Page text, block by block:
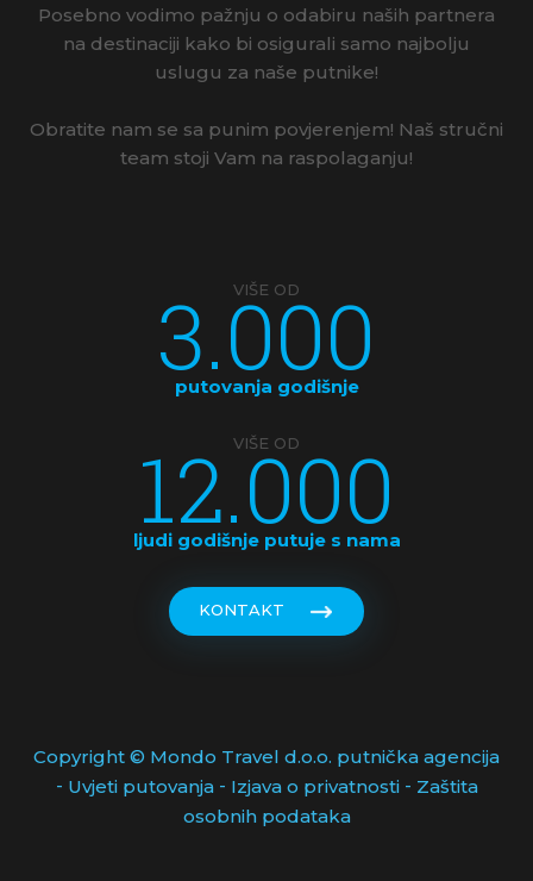
Posebno vodimo pažnju o odabiru naših partnera
na destinaciji kako bi osigurali samo najbolju
uslugu za naše putnike!
Obratite nam se sa punim povjerenjem! Naš stručni
team stoji Vam na raspolaganju!
VIŠE OD
3.000
putovanja godišnje
VIŠE OD
12.000
ljudi godišnje putuje s nama
KONTAKT
Copyright © Mondo Travel d.o.o. putnička agencija
- Uvjeti putovanja- Izjava o privatnosti- Zaštita
osobnih podataka